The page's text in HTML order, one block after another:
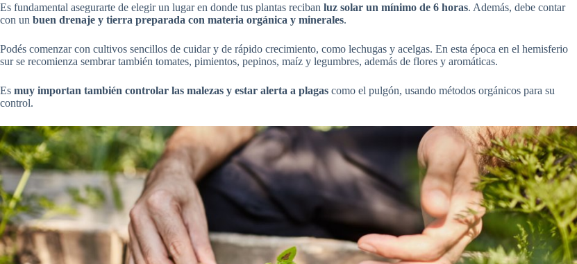
Es fundamental asegurarte de elegir un lugar en donde tus plantas reciban luz solar un mínimo de 6 horas. Además, debe contar
con un buen drenaje y tierra preparada con materia orgánica y minerales.
Podés comenzar con cultivos sencillos de cuidar y de rápido crecimiento, como lechugas y acelgas. En esta época en el hemisferio
sur se recomienza sembrar también tomates, pimientos, pepinos, maíz y legumbres, además de flores y aromáticas.
Es muy importan también controlar las malezas y estar alerta a plagas como el pulgón, usando métodos orgánicos para su
control.